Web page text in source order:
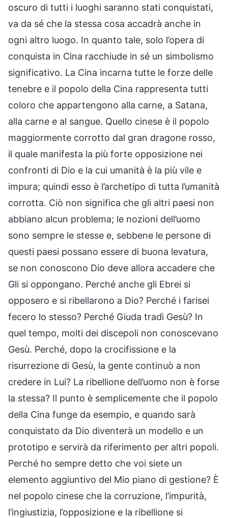
oscuro di tutti i luoghi saranno stati conquistati,
va da sé che la stessa cosa accadrà anche in
ogni altro luogo. In quanto tale, solo l’opera di
conquista in Cina racchiude in sé un simbolismo
significativo. La Cina incarna tutte le forze delle
tenebre e il popolo della Cina rappresenta tutti
coloro che appartengono alla carne, a Satana,
alla carne e al sangue. Quello cinese è il popolo
maggiormente corrotto dal gran dragone rosso,
il quale manifesta la più forte opposizione nei
confronti di Dio e la cui umanità è la più vile e
impura; quindi esso è l’archetipo di tutta l’umanità
corrotta. Ciò non significa che gli altri paesi non
abbiano alcun problema; le nozioni dell’uomo
sono sempre le stesse e, sebbene le persone di
questi paesi possano essere di buona levatura,
se non conoscono Dio deve allora accadere che
Gli si oppongano. Perché anche gli Ebrei si
opposero e si ribellarono a Dio? Perché i farisei
fecero lo stesso? Perché Giuda tradì Gesù? In
quel tempo, molti dei discepoli non conoscevano
Gesù. Perché, dopo la crocifissione e la
risurrezione di Gesù, la gente continuò a non
credere in Lui? La ribellione dell’uomo non è forse
la stessa? Il punto è semplicemente che il popolo
della Cina funge da esempio, e quando sarà
conquistato da Dio diventerà un modello e un
prototipo e servirà da riferimento per altri popoli.
Perché ho sempre detto che voi siete un
elemento aggiuntivo del Mio piano di gestione? È
nel popolo cinese che la corruzione, l’impurità,
l’ingiustizia, l’opposizione e la ribellione si